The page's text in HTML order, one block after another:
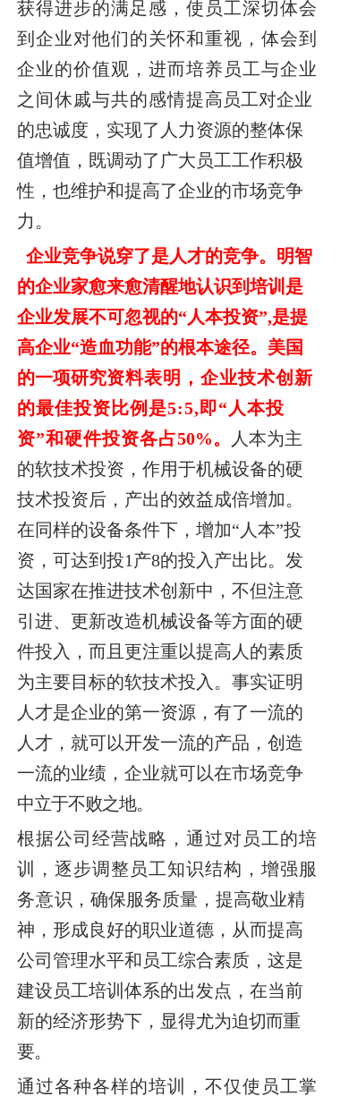
获得进步的满足感，使员工深切体会
到企业对他们的关怀和重视，体会到
企业的价值观，进而培养员工与企业
之间休戚与共的感情提高员工对企业
的忠诚度，实现了人力资源的整体保
值增值，既调动了广大员工工作积极
性，也维护和提高了企业的市场竞争
力。
企业竞争说穿了是人才的竞争。明智
的企业家愈来愈清醒地认识到培训是
企业发展不可忽视的“人本投资”,是提
高企业“造血功能”的根本途径。美国
的一项研究资料表明，企业技术创新
的最佳投资比例是5:5,即“人本投
资”和硬件投资各占50%。
人本为主
的软技术投资，作用于机械设备的硬
技术投资后，产出的效益成倍增加。
在同样的设备条件下，增加“人本”投
资，可达到投1产8的投入产出比。发
达国家在推进技术创新中，不但注意
引进、更新改造机械设备等方面的硬
件投入，而且更注重以提高人的素质
为主要目标的软技术投入。事实证明
人才是企业的第一资源，有了一流的
人才，就可以开发一流的产品，创造
一流的业绩，企业就可以在市场竞争
中立于不败之地。
根据公司经营战略，通过对员工的培
训，逐步调整员工知识结构，增强服
务意识，确保服务质量，提高敬业精
神，形成良好的职业道德，从而提高
公司管理水平和员工综合素质，这是
建设员工培训体系的出发点，在当前
新的经济形势下，显得尤为迫切而重
要。
通过各种各样的培训，不仅使员工掌